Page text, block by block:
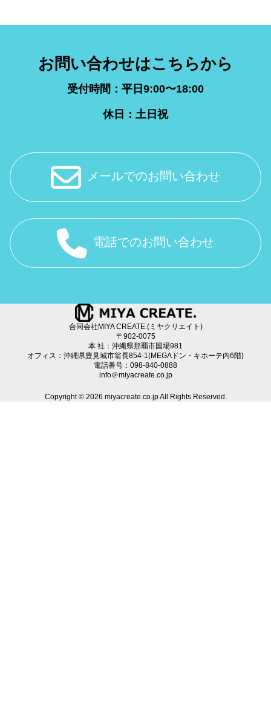
お問い合わせはこちらから
受付時間：平日9:00〜18:00
休日：土日祝
メールでのお問い合わせ
電話でのお問い合わせ
合同会社MIYA CREATE.(ミヤクリエイト)
〒902-0075
本 社：沖縄県那覇市国場981
オフィス：沖縄県豊見城市翁長854-1(MEGAドン・キホーテ内6階)
電話番号：098-840-0888
info＠miyacreate.co.jp
Copyright © 2026 miyacreate.co.jp All Rights Reserved.